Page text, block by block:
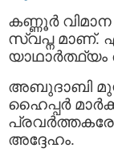
കണ്ണൂര്‍
സ്വപ്ന മാണ്.
അബുദാബി
ഹൈപ്പര്‍
അദ്ദേഹം.